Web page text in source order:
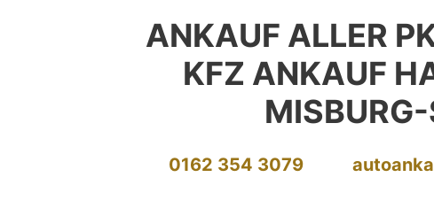
ANKAUF ALLER
KFZ ANKAUF
0162 354 3079